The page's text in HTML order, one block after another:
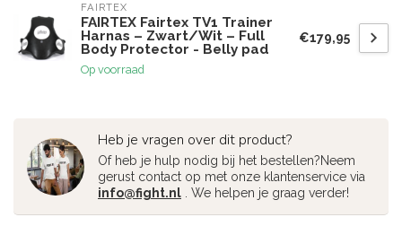
FAIRTEX
FAIRTEX Fairtex TV1 Trainer
Harnas – Zwart/Wit – Full
Body Protector - Belly pad
Op voorraad
€179,95
Heb je vragen over dit product?
Of heb je hulp nodig bij het bestellen?Neem
gerust contact op met onze klantenservice via
info@fight.nl . We helpen je graag verder!